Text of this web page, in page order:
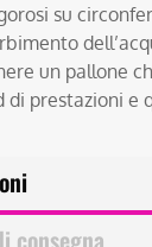
su
un pallone
di prestazioni e
consegna